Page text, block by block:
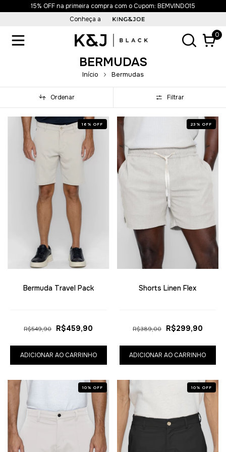
15% OFF na primeira compra com o Cupom: BEMVINDO15
Conheça a
0
BERMUDAS
Início Bermudas
Ordenar Filtrar
16 % OFF
Bermuda Travel Pack
R$549,90 R$459,90
ADICIONAR AO CARRINHO
23 % OFF
Shorts Linen Flex
R$389,00 R$299,90
ADICIONAR AO CARRINHO
10 % OFF 10 % OFF